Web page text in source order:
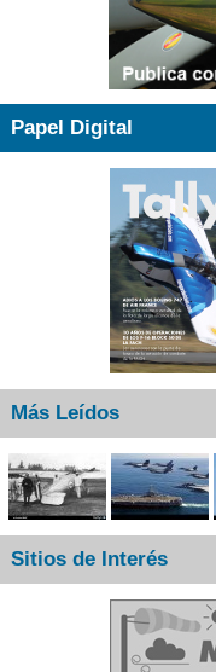
Papel Digital
Más Leídos
Sitios de Interés